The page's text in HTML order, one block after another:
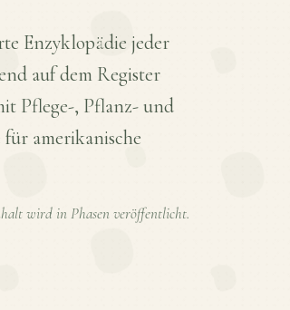
Enzyklopädie jeder
auf dem Register
Pflege-, Pflanz- und
amerikanische
wird in Phasen veröffentlicht.